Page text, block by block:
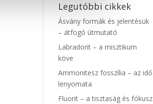
Legutóbbi cikkek
Ásvány formák és jelentésük
– átfogó útmutató
Labradorit – a misztikum
köve
Ammonitesz fosszília – az idő
lenyomata
Fluorit – a tisztaság és fókusz